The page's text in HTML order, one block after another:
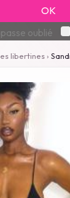
OK
oublié
libertines›